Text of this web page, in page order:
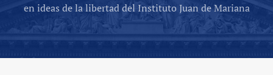
en ideas de la libertad del Instituto Juan de Mariana